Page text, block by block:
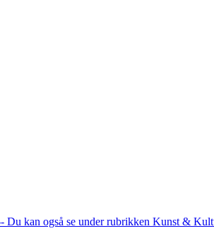
Du kan også se under rubrikken Kunst &